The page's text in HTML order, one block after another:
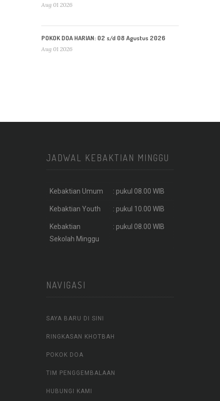
Aug 01 2026
POKOK DOA HARIAN: 02 s/d 08 Agustus 2026
Aug 01 2026
JADWAL KEBAKTIAN MINGGU
Kebaktian Umum : pukul 08.00 WIB
Kebaktian Youth : pukul 10.00 WIB
Kebaktian
Sekolah Minggu
: pukul 08.00 WIB
NAVIGASI
SAYA BARU DI SINI
RINGKASAN KHOTBAH
POKOK DOA
TIM PENGGEMBALAAN
HUBUNGI KAMI